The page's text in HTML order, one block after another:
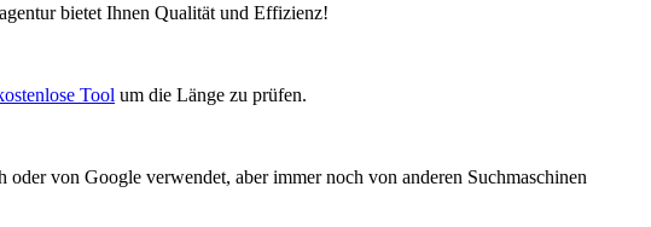
bietet Ihnen Qualität und Effizienz!
Tool um die Länge zu prüfen.
von Google verwendet, aber immer noch von anderen Suchmaschinen